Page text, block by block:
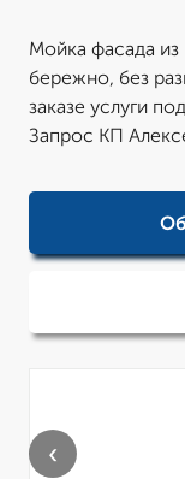
Мойка фасада
бережно, без
заказе услуги
Запрос КП
‹